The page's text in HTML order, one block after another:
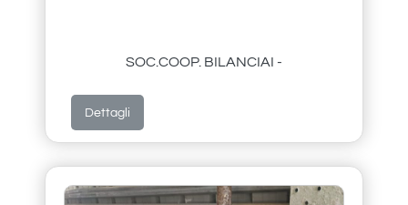
SOC.COOP. BILANCIAI -
Dettagli